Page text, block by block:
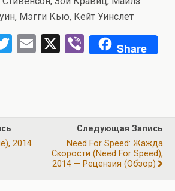
Мэгги Кью, Кейт Уинслет
T
E
X
Vi
Share
2014
Следующая Запись
Need For Speed: Жажда
Скорости (Need For Speed),
2014 — Рецензия (обзор)